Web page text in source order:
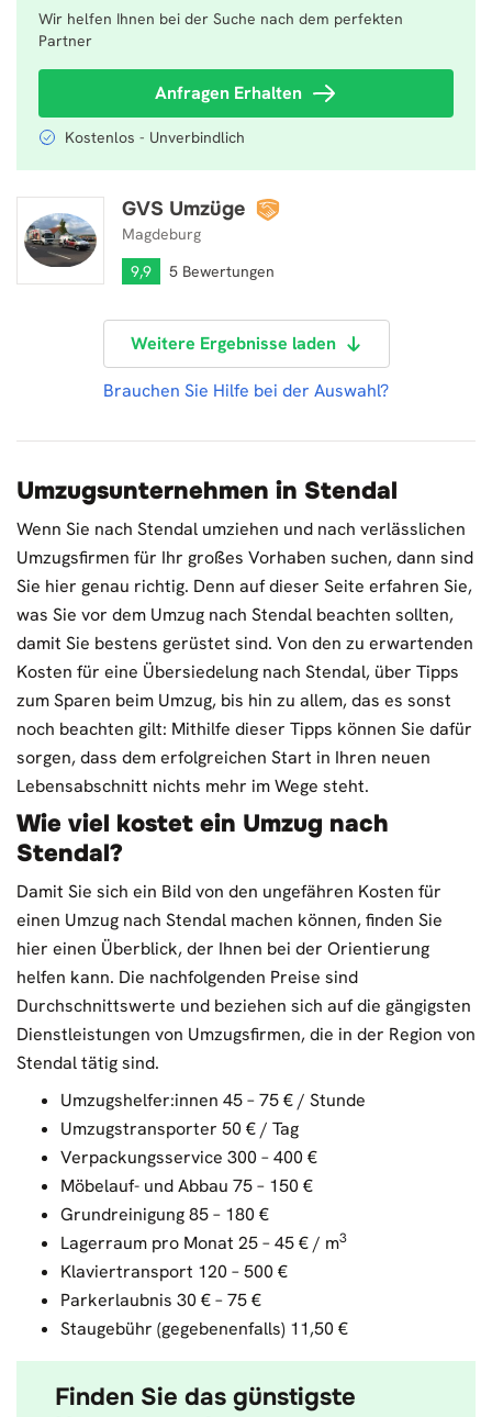
Wir helfen Ihnen bei der Suche nach dem perfekten
Partner
Anfragen Erhalten
Kostenlos - Unverbindlich
GVS Umzüge
Magdeburg
9,9
5 Bewertungen
GVS Umzüge
Weitere Ergebnisse laden
Brauchen Sie Hilfe bei der Auswahl?
Umzugsunternehmen in Stendal
Wenn Sie nach Stendal umziehen und nach verlässlichen
Umzugsfirmen für Ihr großes Vorhaben suchen, dann sind
Sie hier genau richtig. Denn auf dieser Seite erfahren Sie,
was Sie vor dem Umzug nach Stendal beachten sollten,
damit Sie bestens gerüstet sind. Von den zu erwartenden
Kosten für eine Übersiedelung nach Stendal, über Tipps
zum Sparen beim Umzug, bis hin zu allem, das es sonst
noch beachten gilt: Mithilfe dieser Tipps können Sie dafür
sorgen, dass dem erfolgreichen Start in Ihren neuen
Lebensabschnitt nichts mehr im Wege steht.
Wie viel kostet ein Umzug nach
Stendal?
Damit Sie sich ein Bild von den ungefähren Kosten für
einen Umzug nach Stendal machen können, finden Sie
hier einen Überblick, der Ihnen bei der Orientierung
helfen kann. Die nachfolgenden Preise sind
Durchschnittswerte und beziehen sich auf die gängigsten
Dienstleistungen von Umzugsfirmen, die in der Region von
Stendal tätig sind.
Umzugshelfer:innen 45 – 75 € / Stunde
Umzugstransporter 50 € / Tag
Verpackungsservice 300 – 400 €
Möbelauf- und Abbau 75 – 150 €
Grundreinigung 85 – 180 €
Lagerraum pro Monat 25 – 45 € / m3
Klaviertransport 120 – 500 €
Parkerlaubnis 30 € – 75 €
Staugebühr (gegebenenfalls) 11,50 €
Finden Sie das günstigste